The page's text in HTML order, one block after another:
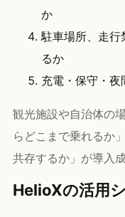
か
駐車場所、走行
るか
充電・保守・
観光施設や自治体の
らどこまで乗れるか
共存するか」が導入
HelioXの活用